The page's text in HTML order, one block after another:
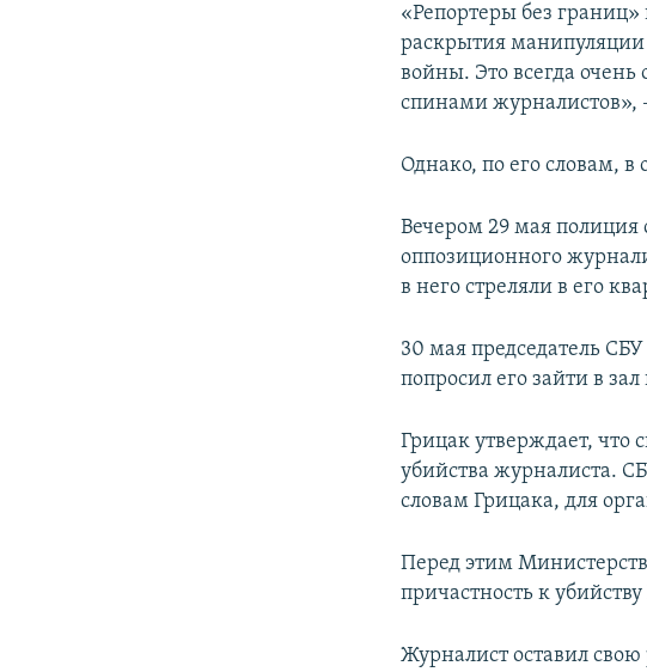
«Репортеры без
раскрытия
войны. Это всегда очень
спинами журналистов»,
Однако, по его словам,
Вечером 29 мая полиция
оппозиционного
в него стреляли в его
30 мая председатель
попросил его зайти в
Грицак утверждает, что
убийства журналиста.
словам Грицака, для
Перед этим
причастность к
Журналист оставил